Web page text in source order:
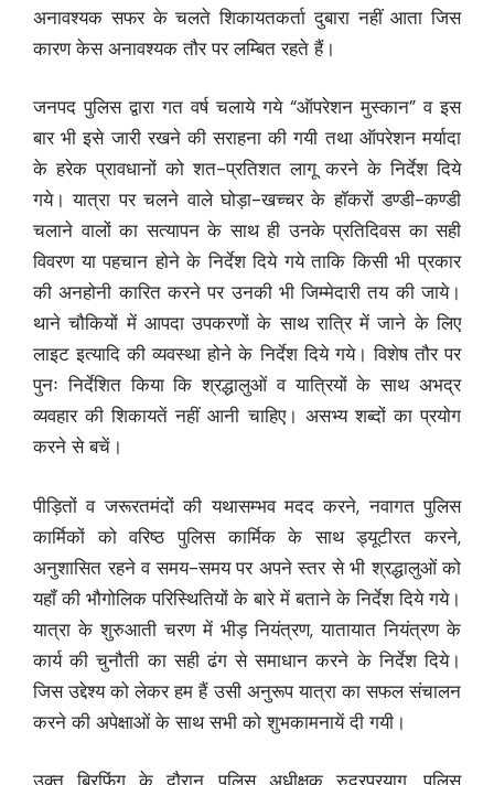
अनावश्यक सफर के चलते शिकायतकर्ता दुबारा नहीं आता जिस
कारण केस अनावश्यक तौर पर लम्बित रहते हैं।
जनपद पुलिस द्वारा गत वर्ष चलाये गये “ऑपरेशन मुस्कान” व इस
बार भी इसे जारी रखने की सराहना की गयी तथा ऑपरेशन मर्यादा
के हरेक प्रावधानों को शत-प्रतिशत लागू करने के निर्देश दिये
गये। यात्रा पर चलने वाले घोड़ा-खच्चर के हॉकरों डण्डी-कण्डी
चलाने वालों का सत्यापन के साथ ही उनके प्रतिदिवस का सही
विवरण या पहचान होने के निर्देश दिये गये ताकि किसी भी प्रकार
की अनहोनी कारित करने पर उनकी भी जिम्मेदारी तय की जाये।
थाने चौकियों में आपदा उपकरणों के साथ रात्रि में जाने के लिए
लाइट इत्यादि की व्यवस्था होने के निर्देश दिये गये। विशेष तौर पर
पुनः निर्देशित किया कि श्रद्धालुओं व यात्रियों के साथ अभद्र
व्यवहार की शिकायतें नहीं आनी चाहिए। असभ्य शब्दों का प्रयोग
करने से बचें।
पीड़ितों व जरूरतमंदों की यथासम्भव मदद करने, नवागत पुलिस
कार्मिकों को वरिष्ठ पुलिस कार्मिक के साथ ड्यूटीरत करने,
अनुशासित रहने व समय-समय पर अपने स्तर से भी श्रद्धालुओं को
यहॉं की भौगोलिक परिस्थितियों के बारे में बताने के निर्देश दिये गये।
यात्रा के शुरुआती चरण में भीड़ नियंत्रण, यातायात नियंत्रण के
कार्य की चुनौती का सही ढंग से समाधान करने के निर्देश दिये।
जिस उद्देश्य को लेकर हम हैं उसी अनुरूप यात्रा का सफल संचालन
करने की अपेक्षाओं के साथ सभी को शुभकामनायें दी गयी।